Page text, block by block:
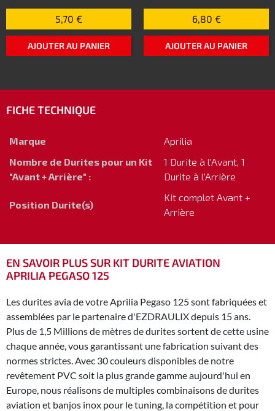
5,70 €
AJOUTER AU PANIER
6,80 €
AJOUTER AU PANIER
FICHE TECHNIQUE
Marque
Aprilia
Nombre de Durites pour un Kit
"Avant + Arrière" :
1 Durite à l'Avant, 1
Durite à l'Arrière
Position Durite(s)
Kit complet Avant +
Arrière
EN SAVOIR PLUS SUR KIT DURITE AVIATION
APRILIA PEGASO 125
Les durites avia de votre Aprilia Pegaso 125 sont fabriquées et
assemblées par le partenaire d'EZDRAULIX depuis 15 ans.
Plus de 1,5 Millions de mètres de durites sortent de cette usine
chaque année, vous garantissant une fabrication suivant des
normes strictes. Avec 30 couleurs disponibles de notre
revêtement PVC soit la plus grande gamme aujourd'hui en
Europe, nous réalisons de multiples combinaisons de durites
aviation et banjos inox pour le tuning, la compétition et pour